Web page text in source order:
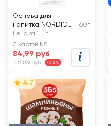
Основа для
напитка NORDIC
FRESH Тархун и
яблоко, с соком
яблока и
эстрагоном
60г
Цена за 1 шт
С Картой №1
84,99 руб
142,09 руб -40%
4.7